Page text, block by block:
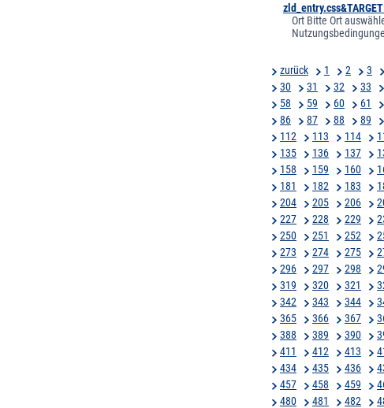
Ort Bitte Ort
zurück 1 2 3
30
31 32 33
58
59 60 61
86
87 88 89
112
113 114
135
136 137
158
159 160
181
182 183
204
205 206
227
228 229
250
251 252
273
274 275
296
297 298
319
320 321
342
343 344
365
366 367
388
389 390
411
412 413
434
435 436
457
458 459
480
481 482